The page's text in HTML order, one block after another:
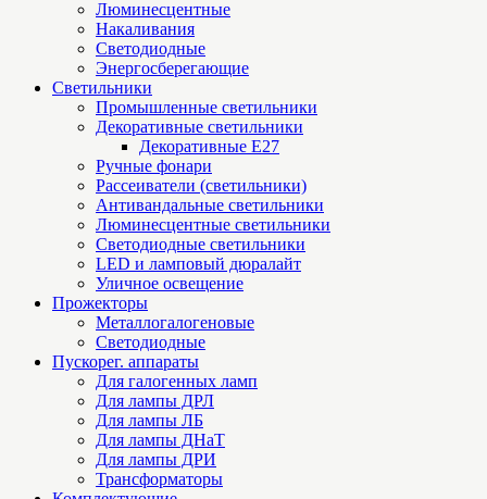
Люминесцентные
Накаливания
Светодиодные
Энергосберегающие
Светильники
Промышленные светильники
Декоративные светильники
Декоративные Е27
Ручные фонари
Рассеиватели (светильники)
Антивандальные светильники
Люминесцентные светильники
Cветодиодные светильники
LED и ламповый дюралайт
Уличное освещение
Прожекторы
Металлогалогеновые
Светодиодные
Пускорег. аппараты
Для галогенных ламп
Для лампы ДРЛ
Для лампы ЛБ
Для лампы ДНаТ
Для лампы ДРИ
Трансформаторы